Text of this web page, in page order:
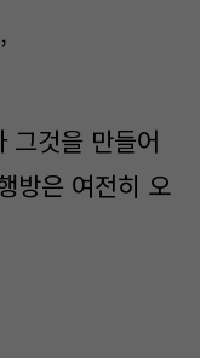
그것을 만들어
방은 여전히 오